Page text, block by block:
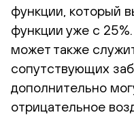
функции, который
функции уже с
может также
сопутствующих
дополнительно
отрицательное